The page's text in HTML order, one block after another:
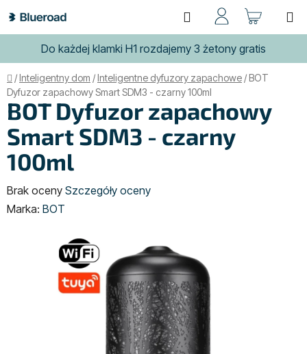
do
treści
Do każdej klamki H1 rozdajemy 3 żetony gratis
Szukaj
Home
/Inteligentny dom /Inteligentne dyfuzory zapachowe /BOT
Dyfuzor zapachowy Smart SDM3 - czarny 100ml
BOT Dyfuzor zapachowy
Smart SDM3 - czarny
100ml
Średnia
ocena
Brak oceny Szczegóły oceny
Marka: BOT